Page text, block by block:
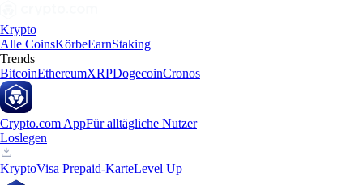
Krypto
Alle CoinsKörbeEarnStaking
Trends
BitcoinEthereumXRPDogecoinCronos
Crypto.com AppFür alltägliche Nutzer
Loslegen
KryptoVisa Prepaid-KarteLevel Up